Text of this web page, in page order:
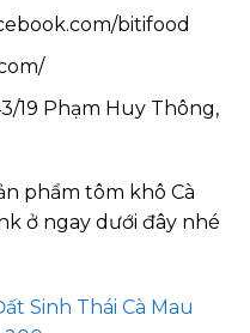
bitifood
19 Phạm Huy Thông,
phẩm tôm khô Cà
ở ngay dưới đây nhé
Sinh Thái Cà Mau